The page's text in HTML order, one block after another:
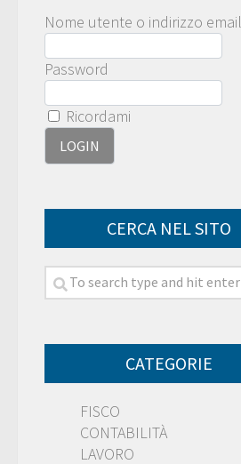
Nome utente o indirizzo email
Password
Ricordami
CERCA NEL SITO
CATEGORIE
FISCO
CONTABILITÀ
LAVORO